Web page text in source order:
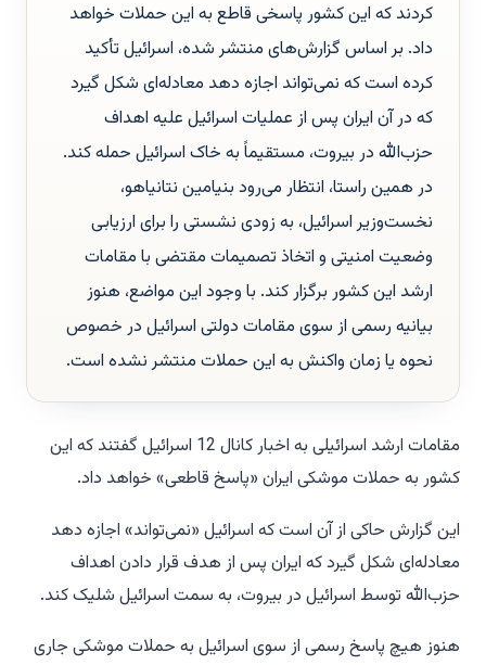
کردند که این کشور پاسخی قاطع به این حملات خواهد
داد. بر اساس گزارش‌های منتشر شده، اسرائیل تأکید
کرده است که نمی‌تواند اجازه دهد معادله‌ای شکل گیرد
که در آن ایران پس از عملیات اسرائیل علیه اهداف
حزب‌الله در بیروت، مستقیماً به خاک اسرائیل حمله کند.
در همین راستا، انتظار می‌رود بنیامین نتانیاهو،
نخست‌وزیر اسرائیل، به زودی نشستی را برای ارزیابی
وضعیت امنیتی و اتخاذ تصمیمات مقتضی با مقامات
ارشد این کشور برگزار کند. با وجود این مواضع، هنوز
بیانیه رسمی از سوی مقامات دولتی اسرائیل در خصوص
نحوه یا زمان واکنش به این حملات منتشر نشده است.
مقامات ارشد اسرائیلی به اخبار کانال 12 اسرائیل گفتند که این
کشور به حملات موشکی ایران «پاسخ قاطعی» خواهد داد.
این گزارش حاکی از آن است که اسرائیل «نمی‌تواند» اجازه دهد
معادله‌ای شکل گیرد که ایران پس از هدف قرار دادن اهداف
حزب‌الله توسط اسرائیل در بیروت، به سمت اسرائیل شلیک کند.
هنوز هیچ پاسخ رسمی از سوی اسرائیل به حملات موشکی جاری